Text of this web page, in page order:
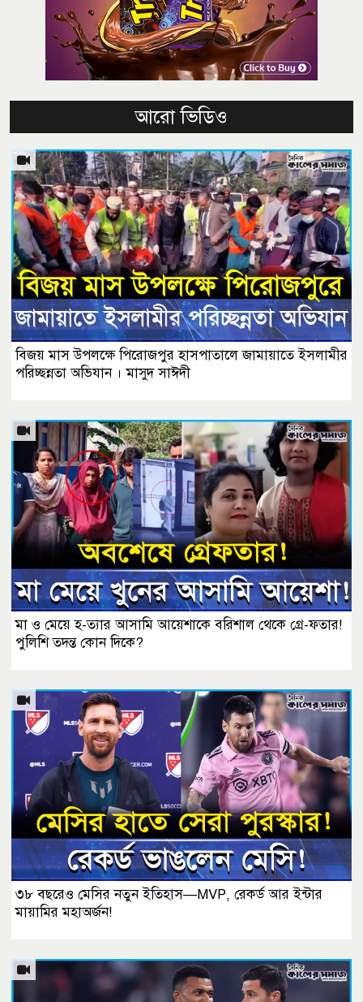
আরো ভিডিও
বিজয় মাস উপলক্ষে পিরোজপুর হাসপাতালে জামায়াতে ইসলামীর
পরিচ্ছন্নতা অভিযান । মাসুদ সাঈদী
মা ও মেয়ে হ-ত্যার আসামি আয়েশাকে বরিশাল থেকে গ্রে-ফতার!
পুলিশি তদন্ত কোন দিকে?
৩৮ বছরেও মেসির নতুন ইতিহাস—MVP, রেকর্ড আর ইন্টার
মায়ামির মহাঅর্জন!